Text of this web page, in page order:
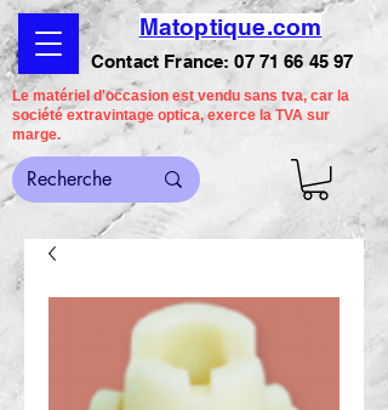
Matoptique.com
Contact France:07 71 66 45 97
Le matériel d'occasion est vendu sans tva, car la
société extravintage optica, exerce la TVA sur
marge.